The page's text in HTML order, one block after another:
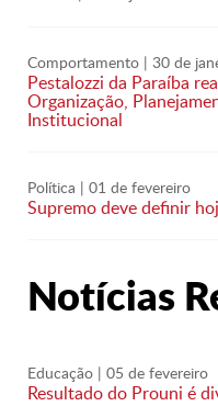
Comportamento | 30 de
Pestalozzi da Paraíba
Organização,
Institucional
Política | 01 de fevereiro
Supremo deve definir
Notícias
Educação | 05 de fevereiro
Resultado do Prouni é